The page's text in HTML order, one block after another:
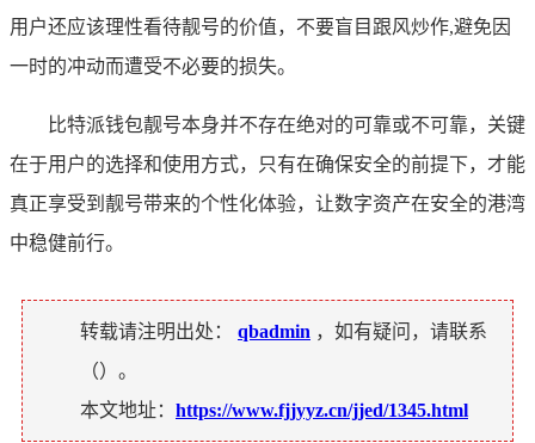
用户还应该理性看待靓号的价值，不要盲目跟风炒作,避免因
一时的冲动而遭受不必要的损失。
比特派钱包靓号本身并不存在绝对的可靠或不可靠，关键
在于用户的选择和使用方式，只有在确保安全的前提下，才能
真正享受到靓号带来的个性化体验，让数字资产在安全的港湾
中稳健前行。
转载请注明出处： qbadmin ，如有疑问，请联系
（）。
本文地址： https://www.fjjyyz.cn/jjed/1345.html